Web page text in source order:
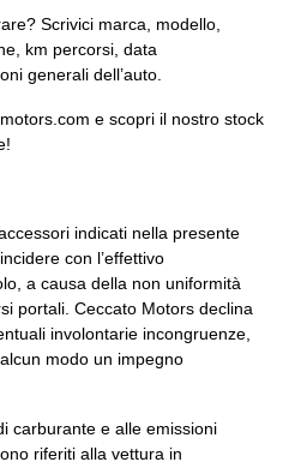
smartphone
guidatore
- riscaldabili
display
Scrivici marca, modello,
km percorsi, data
generali dell’auto.
e scopri il nostro stock
indicati nella presente
con l’effettivo
a causa della non uniformità
portali. Ceccato Motors declina
involontarie incongruenze,
modo un impegno
carburante e alle emissioni
riferiti alla vettura in